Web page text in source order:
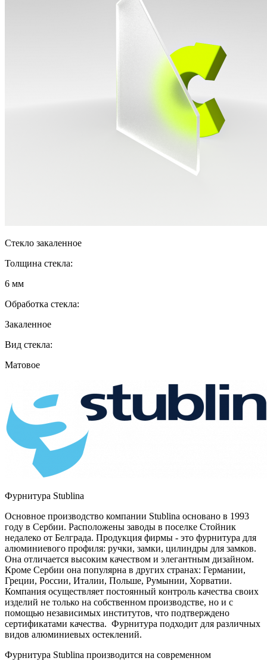
Стекло закаленное
Толщина стекла:
6 мм
Обработка стекла:
Закаленное
Вид стекла:
Матовое
Фурнитура Stublina
Основное производство компании Stublina основано в 1993
году в Сербии. Расположены заводы в поселке Стойник
недалеко от Белграда. Продукция фирмы - это фурнитура для
алюминиевого профиля: ручки, замки, цилиндры для замков.
Она отличается высоким качеством и элегантным дизайном.
Кроме Сербии она популярна в других странах: Германии,
Греции, России, Италии, Польше, Румынии, Хорватии.
Компания осуществляет постоянный контроль качества своих
изделий не только на собственном производстве, но и с
помощью независимых институтов, что подтверждено
сертификатами качества. Фурнитура подходит для различных
видов алюминиевых остеклений.
Фурнитура Stublina производится на современном